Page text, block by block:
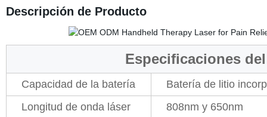
Descripción de Producto
Especificaciones
Capacidad de la batería
Batería de litio
Longitud de onda láser
808nm y 650nm